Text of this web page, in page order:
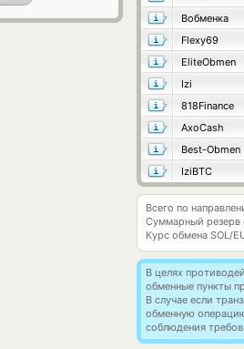
Вобменка
Flexy69
EliteObmen
Izi
818Finance
AxoCash
Best-Obmen
IziBTC
Всего по
Суммарный резерв
Курс обмена SOL/
В целях
обменные пункты
В случае если
обменную
соблюдения